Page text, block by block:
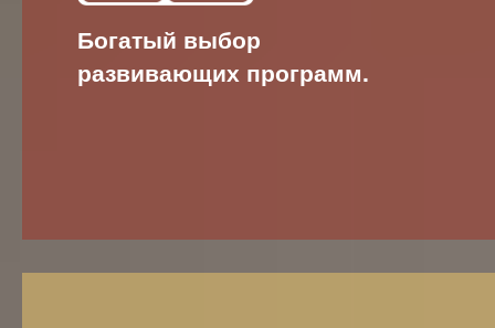
Богатый выбор
развивающих программ.